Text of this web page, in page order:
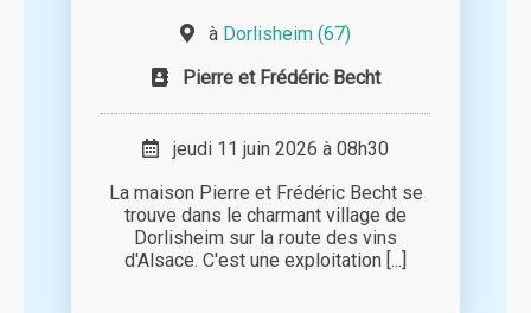
à Dorlisheim (67)
Pierre et Frédéric Becht
jeudi 11 juin 2026 à 08h30
La maison Pierre et Frédéric Becht se
trouve dans le charmant village de
Dorlisheim sur la route des vins
d'Alsace. C'est une exploitation [...]